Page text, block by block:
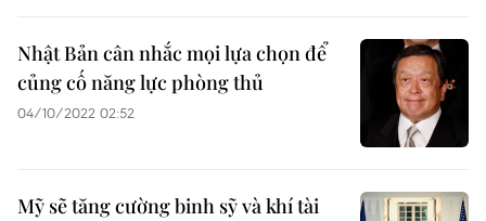
Nhật Bản cân nhắc mọi lựa chọn để
củng cố năng lực phòng thủ
04/10/2022 02:52
Mỹ sẽ tăng cường binh sỹ và khí tài